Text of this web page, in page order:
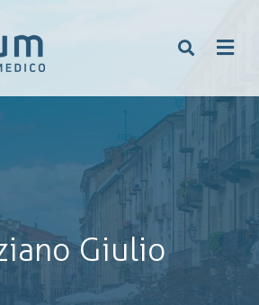
Giulio